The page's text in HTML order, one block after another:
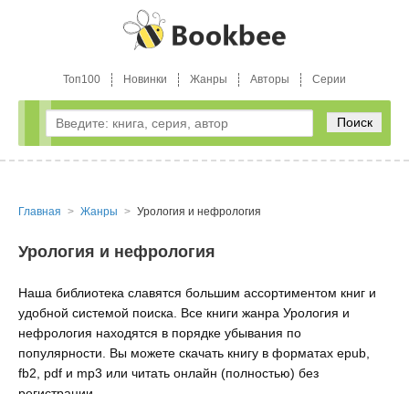
Топ100 Новинки Жанры Авторы Серии
Поиск
Главная Жанры Урология и нефрология
Урология и нефрология
Наша библиотека славятся большим ассортиментом книг и
удобной системой поиска. Все книги жанра Урология и
нефрология находятся в порядке убывания по
популярности. Вы можете скачать книгу в форматах epub,
fb2, pdf и mp3 или читать онлайн (полностью) без